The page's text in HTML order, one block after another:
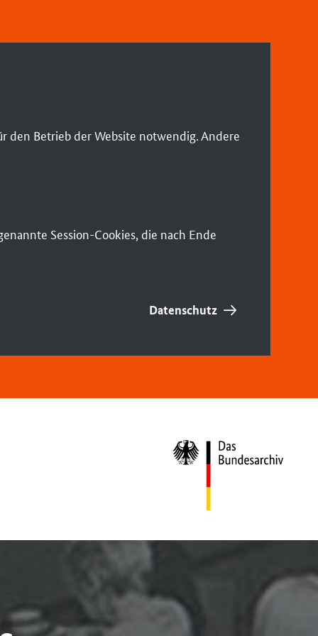
den Betrieb der Website notwendig. Andere
Session-Cookies, die nach Ende
Datenschutz